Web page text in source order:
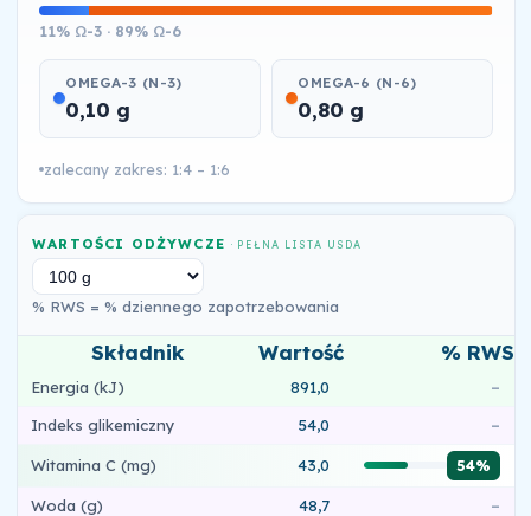
11% Ω-3 · 89% Ω-6
OMEGA-3 (N-3)
0,10 g
OMEGA-6 (N-6)
0,80 g
zalecany zakres: 1:4 – 1:6
WARTOŚCI ODŻYWCZE· PEŁNA LISTA USDA
% RWS = % dziennego zapotrzebowania
Składnik Wartość % RWS
Energia (kJ) 891,0
–
Indeks glikemiczny
54,0 –
Witamina C (mg) 43,0 54%
Woda (g) 48,7 –